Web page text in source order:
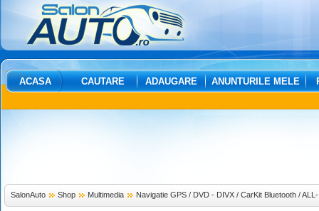
ACASA CAUTARE ADAUGARE ANUNTURILE MELE
SalonAuto Shop Multimedia Navigatie GPS / DVD - DIVX / CarKit Bluetooth /